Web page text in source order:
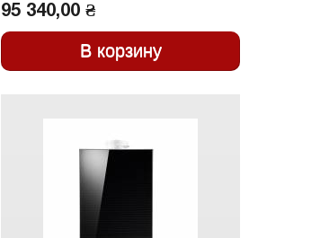
95 340,00 ₴